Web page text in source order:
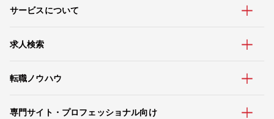
サービスについて
求人検索
転職ノウハウ
専門サイト・プロフェッショナル向け